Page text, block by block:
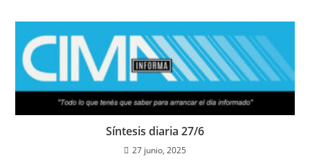
Síntesis diaria 27/6
27 junio, 2025